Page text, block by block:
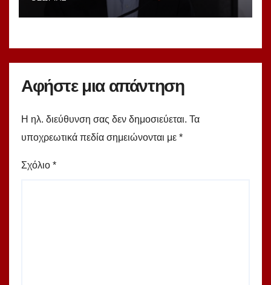
Αφήστε μια απάντηση
Η ηλ. διεύθυνση σας δεν δημοσιεύεται. Τα
υποχρεωτικά πεδία σημειώνονται με *
Σχόλιο *